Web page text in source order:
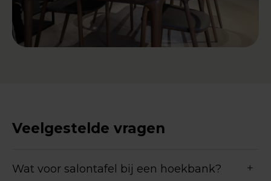
Veelgestelde vragen
Wat voor salontafel bij een hoekbank?